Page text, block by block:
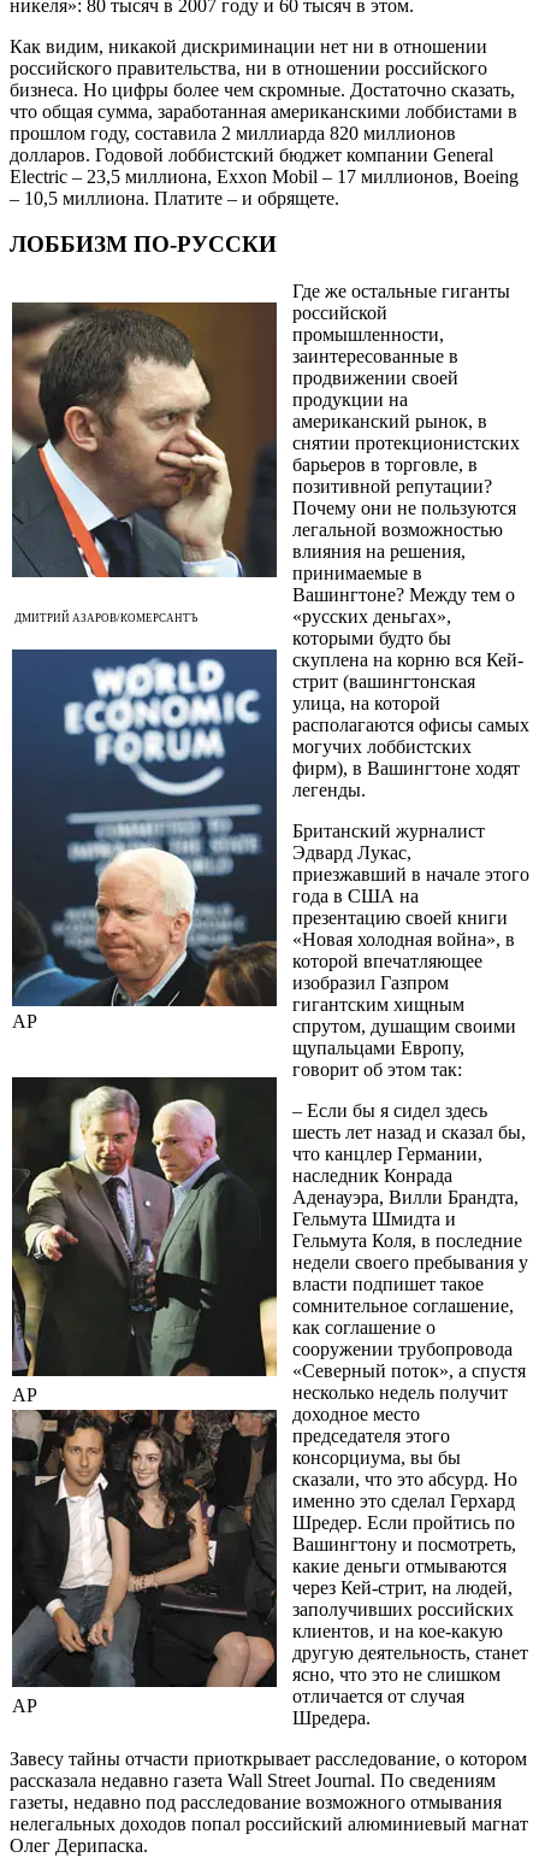
никеля»: 80 тысяч в 2007 году и 60 тысяч в этом.
Как видим, никакой дискриминации нет ни в отношении
российского правительства, ни в отношении российского
бизнеса. Но цифры более чем скромные. Достаточно сказать,
что общая сумма, заработанная американскими лоббистами в
прошлом году, составила 2 миллиарда 820 миллионов
долларов. Годовой лоббистский бюджет компании General
Electric – 23,5 миллиона, Exxon Mobil – 17 миллионов, Boeing
– 10,5 миллиона. Платите – и обрящете.
ЛОББИЗМ ПО-РУССКИ
ДМИТРИЙ АЗАРОВ/КОМЕРСАНТЪ
AP
AP
AP
Где же остальные гиганты
российской
промышленности,
заинтересованные в
продвижении своей
продукции на
американский рынок, в
снятии протекционистских
барьеров в торговле, в
позитивной репутации?
Почему они не пользуются
легальной возможностью
влияния на решения,
принимаемые в
Вашингтоне? Между тем о
«русских деньгах»,
которыми будто бы
скуплена на корню вся Кей-
стрит (вашингтонская
улица, на которой
располагаются офисы самых
могучих лоббистских
фирм), в Вашингтоне ходят
легенды.
Британский журналист
Эдвард Лукас,
приезжавший в начале этого
года в США на
презентацию своей книги
«Новая холодная война», в
которой впечатляющее
изобразил Газпром
гигантским хищным
спрутом, душащим своими
щупальцами Европу,
говорит об этом так:
– Если бы я сидел здесь
шесть лет назад и сказал бы,
что канцлер Германии,
наследник Конрада
Аденауэра, Вилли Брандта,
Гельмута Шмидта и
Гельмута Коля, в последние
недели своего пребывания у
власти подпишет такое
сомнительное соглашение,
как соглашение о
сооружении трубопровода
«Северный поток», а спустя
несколько недель получит
доходное место
председателя этого
консорциума, вы бы
сказали, что это абсурд. Но
именно это сделал Герхард
Шредер. Если пройтись по
Вашингтону и посмотреть,
какие деньги отмываются
через Кей-стрит, на людей,
заполучивших российских
клиентов, и на кое-какую
другую деятельность, станет
ясно, что это не слишком
отличается от случая
Шредера.
Завесу тайны отчасти приоткрывает расследование, о котором
рассказала недавно газета Wall Street Journal. По сведениям
газеты, недавно под расследование возможного отмывания
нелегальных доходов попал российский алюминиевый магнат
Олег Дерипаска.